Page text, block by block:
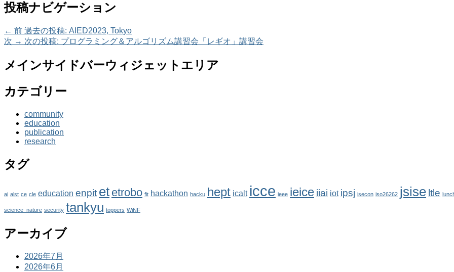
投稿ナビゲーション
← 前 過去の投稿: AIED2023, Tokyo
次 → 次の投稿: プログラミング＆アルゴリズム講習会「レギオ」講習会
メインサイドバーウィジェットエリア
カテゴリー
community
education
publication
research
タグ
ai alst ce cle education enpit et etrobo fit hackathon hacku hept icalt icce ieee ieice iiai iot ipsj isecon iso26262 jsise ltle
science_nature security tankyu toppers WiNF
アーカイブ
2026年7月
2026年6月